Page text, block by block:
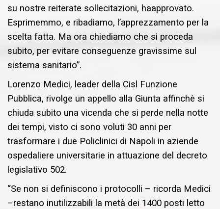
su nostre reiterate sollecitazioni, haapprovato.
Esprimemmo, e ribadiamo, ’apprezzamento per la
scelta fatta. Ma ora chiediamo che si proceda
subito, per evitare conseguenze gravissime sul
sistema sanitario”.
Lorenzo Medici, leader della Cisl Funzione
Pubblica, rivolge un appello alla Giunta affinchè si
chiuda subito una vicenda che si perde nella notte
dei tempi, visto ci sono voluti 30 anni per
trasformare i due Policlinici di Napoli in aziende
ospedaliere universitarie in attuazione del decreto
legislativo 502.
“Se non si definiscono i protocolli – ricorda Medici
–restano inutilizzabili la metà dei 1400 posti letto